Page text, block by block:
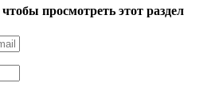
просмотреть этот раздел